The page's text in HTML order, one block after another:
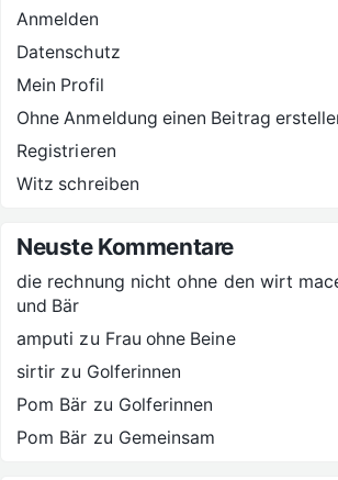
Anmelden
Datenschutz
Mein Profil
Ohne Anmeldung einen Beitrag
Registrieren
Witz schreiben
Neuste Kommentare
die rechnung nicht ohne den wirt
und Bär
amputi zu Frau ohne Beine
sirtir zu Golferinnen
Pom Bär zu Golferinnen
Pom Bär zu Gemeinsam